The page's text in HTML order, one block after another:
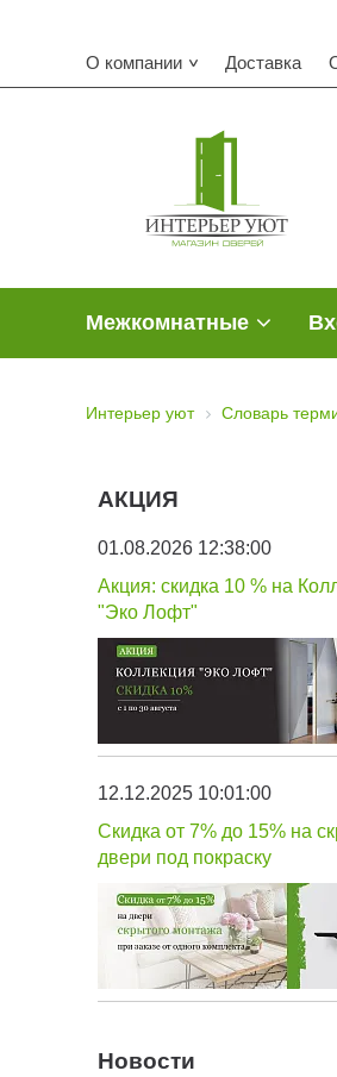
О компании Доставка
Межкомнатные
Интерьер уют Словарь
АКЦИЯ
01.08.2026 12:38:00
Акция: скидка 10 % на
"Эко Лофт"
12.12.2025 10:01:00
Скидка от 7% до 15% на
двери под покраску
Новости